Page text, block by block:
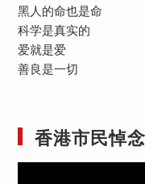
黑人的命也是命
科学是真实的
爱就是爱
善良是一切
香港市民悼